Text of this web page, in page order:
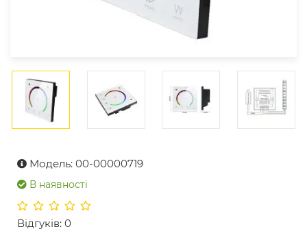
Модель: 00-00000719
В наявності
Відгуків: 0